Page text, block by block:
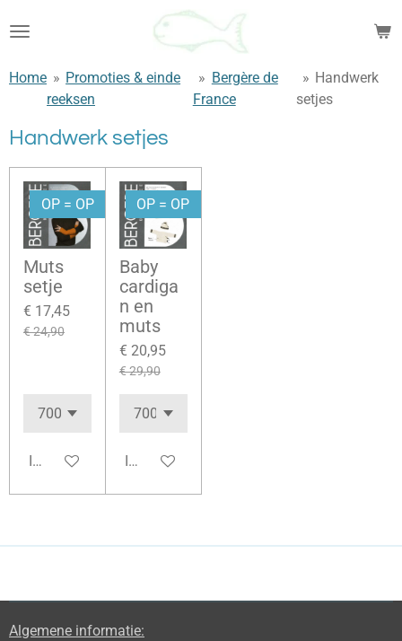
direct
de
hoofdinhoud
Home » Promoties & einde
reeksen
» Bergère de
France
» Handwerk
setjes
Handwerk setjes
OP = OP
Muts
setje
€ 17,45
€ 24,90
In winkelwagen
OP = OP
Baby
cardiga
n en
muts
€ 20,95
€ 29,90
In winkelwagen
Algemene informatie: